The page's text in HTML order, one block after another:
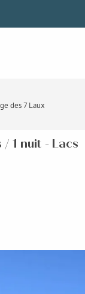
des 7 Laux
1 nuit - Lacs